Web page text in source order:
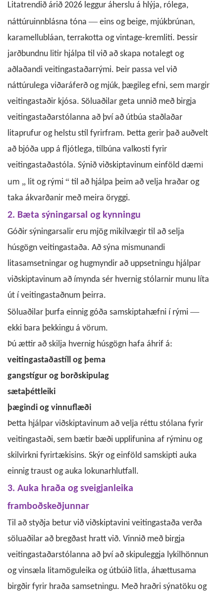
Litatrendið árið 2026 leggur áherslu á hlýja, rólega,
náttúruinnblásna tóna — eins og beige, mjúkbrúnan,
karamellubláan, terrakotta og vintage-kremliti. Þessir
jarðbundnu litir hjálpa til við að skapa notalegt og
aðlaðandi veitingastaðarrými. Þeir passa vel við
náttúrulega viðaráferð og mjúk, þægileg efni, sem margir
veitingastaðir kjósa. Söluaðilar geta unnið með birgja
veitingastaðarstólanna að því að útbúa staðlaðar
litaprufur og helstu stíl fyrirfram. Þetta gerir það auðvelt
að bjóða upp á fljótlega, tilbúna valkosti fyrir
veitingastaðastóla. Sýnið viðskiptavinum einföld dæmi
um „ lit og rými “ til að hjálpa þeim að velja hraðar og
taka ákvarðanir með meira öryggi.
2. Bæta sýningarsal og kynningu
Góðir sýningarsalir eru mjög mikilvægir til að selja
húsgögn veitingastaða. Að sýna mismunandi
litasamsetningar og hugmyndir að uppsetningu hjálpar
viðskiptavinum að ímynda sér hvernig stólarnir munu líta
út í veitingastaðnum þeirra.
Söluaðilar þurfa einnig góða samskiptahæfni í rými —
ekki bara þekkingu á vörum.
Þú ættir að skilja hvernig húsgögn hafa áhrif á:
veitingastaðastíll og þema
gangstígur og borðskipulag
sætaþéttleiki
þægindi og vinnuflæði
Þetta hjálpar viðskiptavinum að velja réttu stólana fyrir
veitingastaði, sem bætir bæði upplifunina af rýminu og
skilvirkni fyrirtækisins. Skýr og einföld samskipti auka
einnig traust og auka lokunarhlutfall.
3. Auka hraða og sveigjanleika
framboðskeðjunnar
Til að styðja betur við viðskiptavini veitingastaða verða
söluaðilar að bregðast hratt við. Vinnið með birgja
veitingastaðarstólanna að því að skipuleggja lykilhönnun
og vinsæla litamöguleika og útbúið litla, áhættusama
birgðir fyrir hraða samsetningu. Með hraðri sýnatöku og